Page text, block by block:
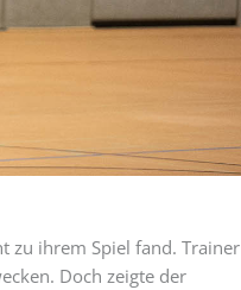
zu ihrem Spiel fand. Trainer
Doch zeigte der